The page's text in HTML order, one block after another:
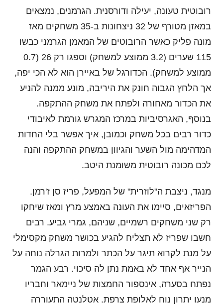
רובוטית טעונה, יעילה ודורסנית. הגרמנים, נמצאים
במאזן מטורף של 32 ניצחונות ב-35 משחקים מאז
מונה פליק כאשר הרובוטים של המאמן הגרמני כבשו
115 שערים (3.2 ממוצע למשחק) וספגו רק 26 (0.7
ממוצע למשחק). הכדורגל של באיירן הוא לא הכי יפה,
אך הלחץ הגבוה חונק את היריבה, מונע ממנה להניע
את הכדור מאחורה ולפתח את משחק ההתקפה.
בנוסף, האגרסיביות במרכז המגרש גורמת לאיבודי
כדור רבים בכל משחק וכמובן, איך אפשר בלי החדות
המדהימה מול השער והגיוון במשחק ההתקפה והנה
לכם מכונה רובוטית משומנת היטב.
מנגד, ניצבת ה"לוזרית" של המפעל, פריז סן ז'רמן.
הפריזאים, סיימו את העונה באמצע מרץ ומאז שיחקו
רק שני משחקים רשמיים, שניהם, גמרי גביע. רבים
חשבו שפריז לא תצליח להגיע בכושר משחק מקסימלי
על מנת לקרוא תיגר על הכתר ולמרות הגרלה נוחה על
הנייר אף אחד לא באמת נתן לה סיכוי. רבע הגמר
נפתח בסערה, אינספור החמצות של ניימאר וחבריו
מנעו יתרון נוח לאלופת צרפת. אטלנטה התעוררה